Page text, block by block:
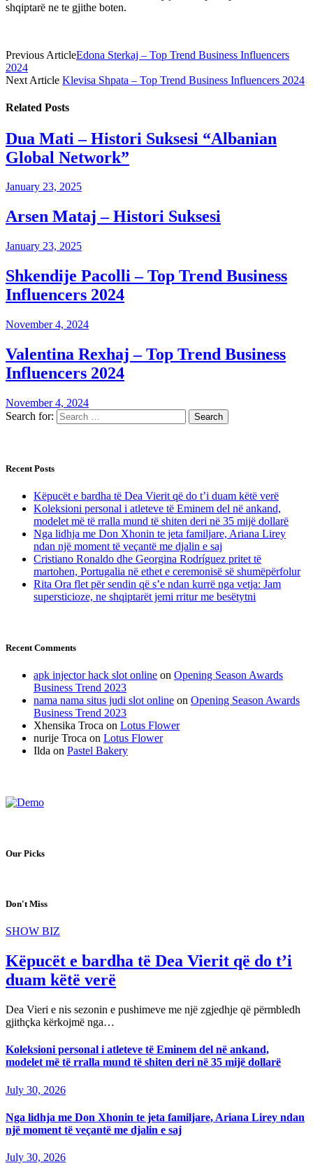
shqiptarë ne te gjithe boten.
Previous ArticleEdona Sterkaj – Top Trend Business Influencers
2024
Next Article Klevisa Shpata – Top Trend Business Influencers 2024
Related Posts
Dua Mati – Histori Suksesi “Albanian
Global Network”
January 23, 2025
Arsen Mataj – Histori Suksesi
January 23, 2025
Shkendije Pacolli – Top Trend Business
Influencers 2024
November 4, 2024
Valentina Rexhaj – Top Trend Business
Influencers 2024
November 4, 2024
Search for:
Recent Posts
Këpucët e bardha të Dea Vierit që do t’i duam këtë verë
Koleksioni personal i atleteve të Eminem del në ankand,
modelet më të rralla mund të shiten deri në 35 mijë dollarë
Nga lidhja me Don Xhonin te jeta familjare, Ariana Lirey
ndan një moment të veçantë me djalin e saj
Cristiano Ronaldo dhe Georgina Rodríguez pritet të
martohen, Portugalia në ethet e ceremonisë së shumëpërfolur
Rita Ora flet për sendin që s’e ndan kurrë nga vetja: Jam
supersticioze, ne shqiptarët jemi rritur me besëtytni
Recent Comments
apk injector hack slot online on Opening Season Awards
Business Trend 2023
nama nama situs judi slot online on Opening Season Awards
Business Trend 2023
Xhensika Troca on Lotus Flower
nurije Troca on Lotus Flower
Ilda on Pastel Bakery
Our Picks
Don't Miss
SHOW BIZ
Këpucët e bardha të Dea Vierit që do t’i
duam këtë verë
Dea Vieri e nis sezonin e pushimeve me një zgjedhje që përmbledh
gjithçka kërkojmë nga…
Koleksioni personal i atleteve të Eminem del në ankand,
modelet më të rralla mund të shiten deri në 35 mijë dollarë
July 30, 2026
Nga lidhja me Don Xhonin te jeta familjare, Ariana Lirey ndan
një moment të veçantë me djalin e saj
July 30, 2026